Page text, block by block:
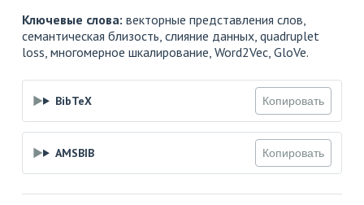
Ключевые слова: векторные представления слов,
семантическая близость, слияние данных, quadruplet
loss, многомерное шкалирование, Word2Vec, GloVe.
BibTeX Копировать
AMSBIB Копировать